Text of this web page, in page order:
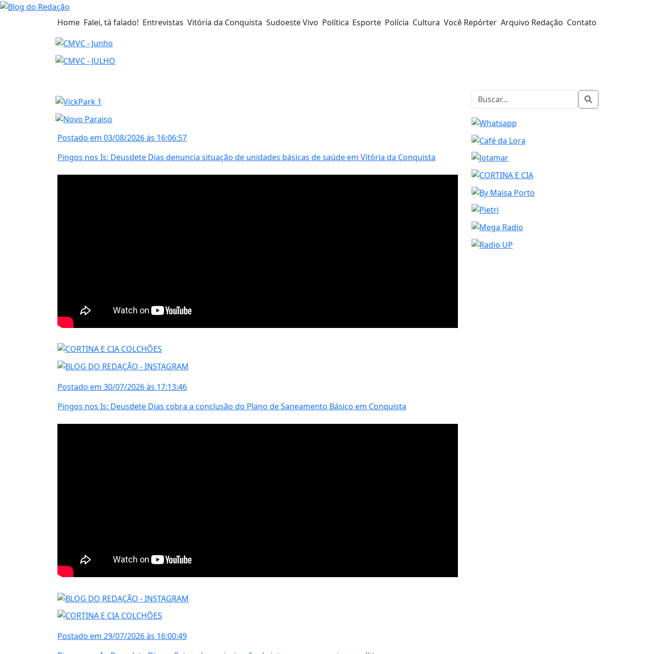
Home Falei, tá falado! Entrevistas Vitória da Conquista Sudoeste Vivo Política Esporte Polícia Cultura Você Repórter Arquivo Redação Contato
Postado em 03/08/2026 às 16:06:57
Pingos nos Is: Deusdete Dias denuncia situação de unidades básicas de saúde em Vitória da Conquista
Postado em 30/07/2026 às 17:13:46
Pingos nos Is: Deusdete Dias cobra a conclusão do Plano de Saneamento Básico em Conquista
Postado em 29/07/2026 às 16:00:49